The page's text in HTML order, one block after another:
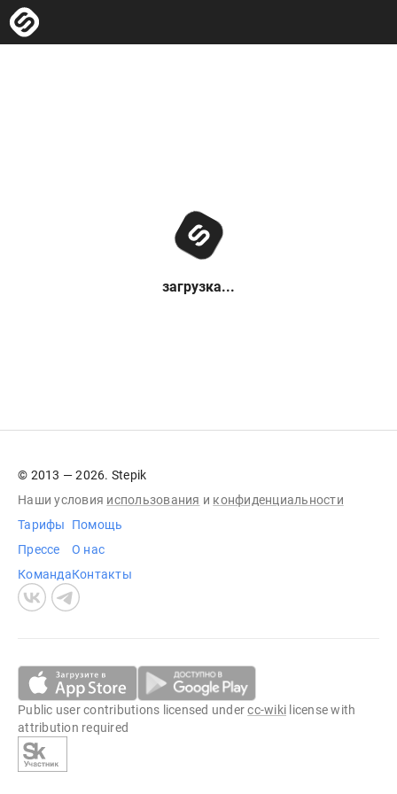
загрузка...
© 2013 — 2026. Stepik
Наши условия использования и конфиденциальности
Тарифы
Прессе
Команда
Помощь
О нас
Контакты
Public user contributions licensed undercc-wiki license with
attribution required